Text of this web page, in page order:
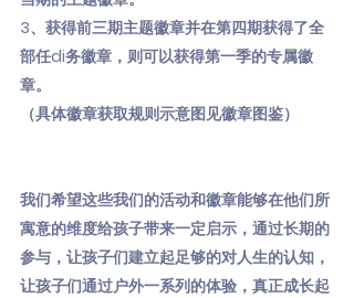
3、获得前三期主题徽章并在第四期获得了全
部任di务徽章，则可以获得第一季的专属徽
章。
（具体徽章获取规则示意图见徽章图鉴）
我们希望这些我们的活动和徽章能够在他们所
寓意的维度给孩子带来一定启示，通过长期的
参与，让孩子们建立起足够的对人生的认知，
让孩子们通过户外一系列的体验，真正成长起